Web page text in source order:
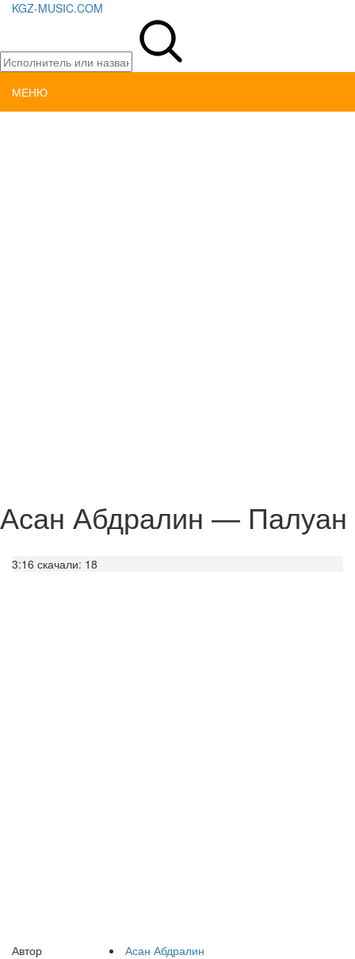
KGZ-MUSIC.COM
МЕНЮ
Асан Абдралин — Палуан
3:16 скачали: 18
Автор
Асан Абдралин